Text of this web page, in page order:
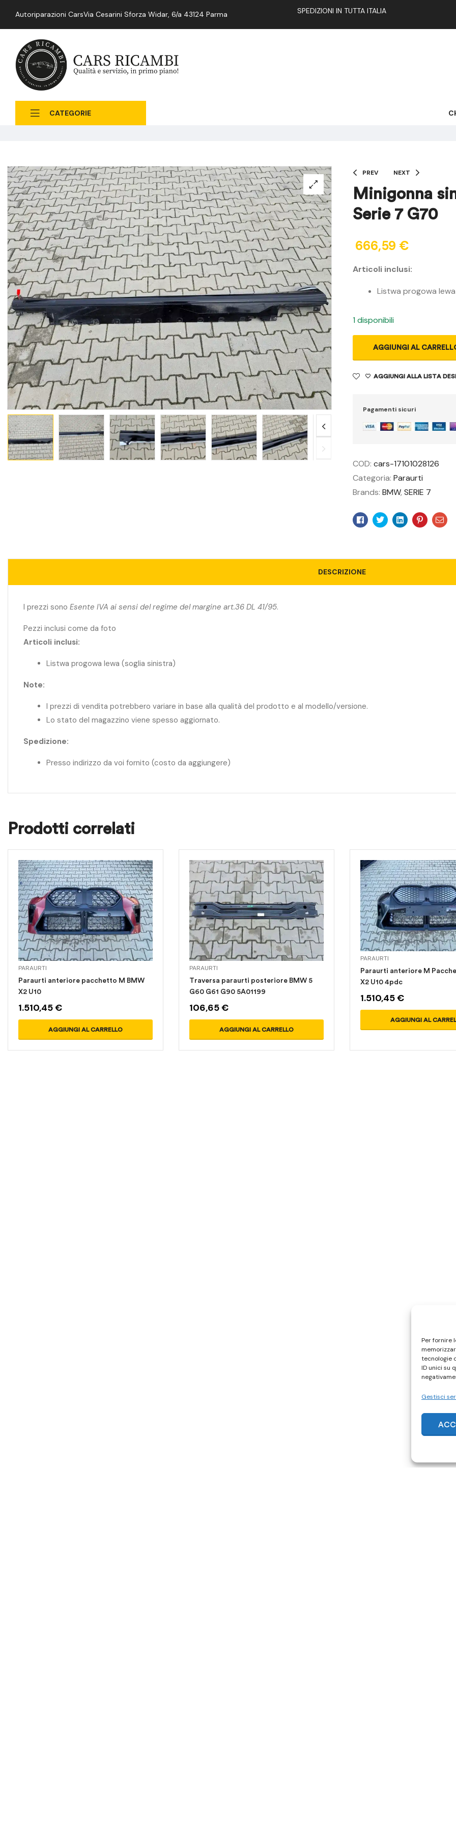
Per fornire
tecnologie
ID unici su
Gestisci
Autoriparazioni CarsVia Cesarini Sforza Widar, 6/a 43124 Parma SPEDIZIONI IN TUTTA ITALIA
CATEGORIE
PREV NEXT
Minigonna
Serie 7 G70
666,59 €
Articoli inclusi:
Listwa progowa
1 disponibili
AGGIUNGI AL
AGGIUNGI ALLA LISTA
Pagamenti sicuri
COD:cars-17101028126
Categoria:Paraurti
Brands:BMW,SERIE 7
Facebook
TwitterLinkedin
DESCRIZIONE
I prezzi sono Esente IVA ai sensi del regime del margine art.36 DL 41/95.
Pezzi inclusi come da foto
Articoli inclusi:
Listwa progowa lewa (soglia sinistra)
Note:
I prezzi di vendita potrebbero variare in base alla qualità del prodotto e al modello/versione.
Lo stato del magazzino viene spesso aggiornato.
Spedizione:
Presso indirizzo da voi fornito (costo da aggiungere)
Prodotti correlati
PARAURTI
Paraurti anteriore pacchetto M BMW
X2 U10
1.510,45€
AGGIUNGI AL CARRELLO
PARAURTI
Traversa paraurti posteriore BMW 5
G60 G61 G90 5A01199
106,65€
AGGIUNGI AL CARRELLO
PARAURTI
Paraurti anteriore M
X2 U10 4pdc
1.510,45€
AGGIUNGI AL